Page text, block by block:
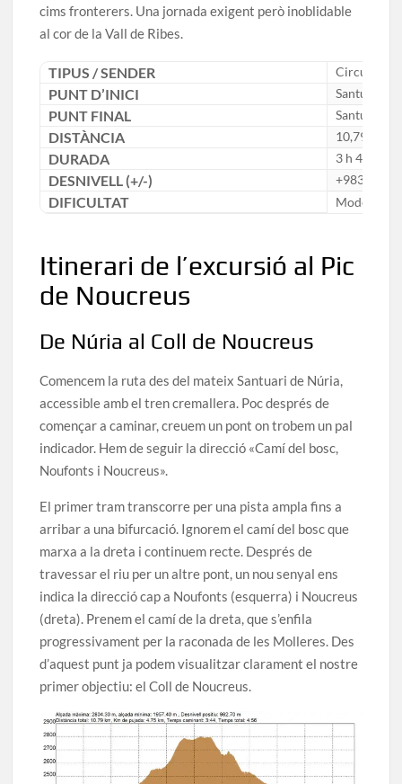
cims fronterers. Una jornada exigent però inoblidable
al cor de la Vall de Ribes.
TIPUS / SENDER Circular /
PUNT D’INICI Santuari
PUNT FINAL Santuari
DISTÀNCIA 10,79 km
DURADA 3 h 40 min
DESNIVELL (+/-) +983 m / -
DIFICULTAT Moderada
Itinerari de l’excursió al Pic
de Noucreus
De Núria al Coll de Noucreus
Comencem la ruta des del mateix Santuari de Núria,
accessible amb el tren cremallera. Poc després de
començar a caminar, creuem un pont on trobem un pal
indicador. Hem de seguir la direcció «Camí del bosc,
Noufonts i Noucreus».
El primer tram transcorre per una pista ampla fins a
arribar a una bifurcació. Ignorem el camí del bosc que
marxa a la dreta i continuem recte. Després de
travessar el riu per un altre pont, un nou senyal ens
indica la direcció cap a Noufonts (esquerra) i Noucreus
(dreta). Prenem el camí de la dreta, que s’enfila
progressivament per la raconada de les Molleres. Des
d’aquest punt ja podem visualitzar clarament el nostre
primer objectiu: el Coll de Noucreus.